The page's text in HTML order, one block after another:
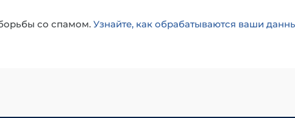
со спамом. Узнайте, как обрабатываются ваши